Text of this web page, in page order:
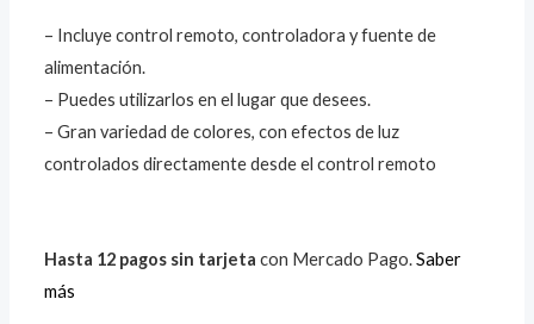
– Incluye control remoto, controladora y fuente de
alimentación.
– Puedes utilizarlos en el lugar que desees.
– Gran variedad de colores, con efectos de luz
controlados directamente desde el control remoto
Hasta 12 pagos sin tarjeta con Mercado Pago.Saber
más